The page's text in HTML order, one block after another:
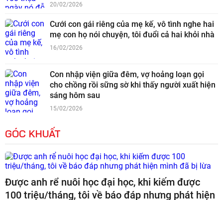
20/02/2026
Cưới con gái riêng của mẹ kế, vô tình nghe hai
mẹ con họ nói chuyện, tôi đuổi cả hai khỏi nhà
16/02/2026
Con nhập viện giữa đêm, vợ hoảng loạn gọi
cho chồng rồi sững sờ khi thấy người xuất hiện
sáng hôm sau
15/02/2026
GÓC KHUẤT
Được anh rể nuôi học đại học, khi kiếm được
100 triệu/tháng, tôi về báo đáp nhưng phát hiện